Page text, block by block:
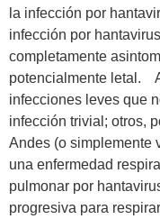
la infección por
infección por
completamente
potencialmente letal.
infecciones leves que
infección trivial; otros,
Andes (o simplemente
una enfermedad
pulmonar por
progresiva para